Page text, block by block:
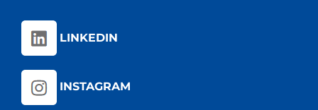
LINKEDIN
INSTAGRAM